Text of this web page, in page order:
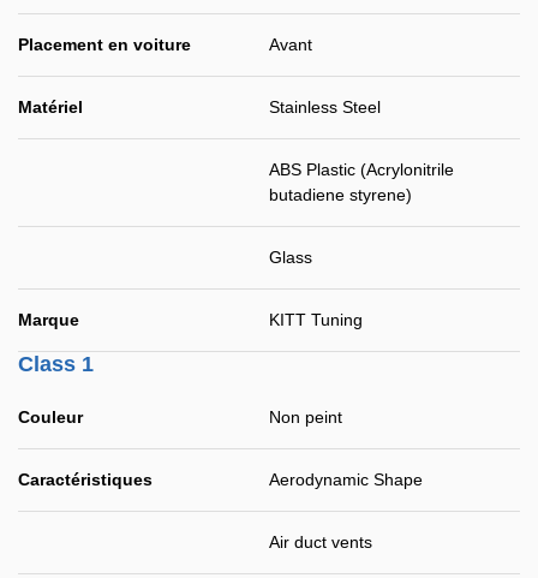
Placement en voiture Avant
Matériel Stainless Steel
ABS Plastic (Acrylonitrile
butadiene styrene)
Glass
Marque KITT Tuning
Class 1
Couleur Non peint
Caractéristiques Aerodynamic Shape
Air duct vents